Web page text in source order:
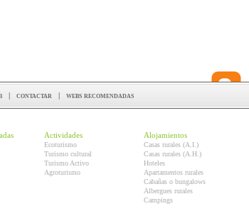
| contactar | webs recomendadas
Actividades
Ecoturismo
Turismo cultural
Turismo Activo
Agroturismo
Alojamientos
Casas rurales (A.I.)
Casas rurales (A.H.)
Hoteles
Apartamentos rurales
Cabañas o bungalows
Albergues rurales
Campings